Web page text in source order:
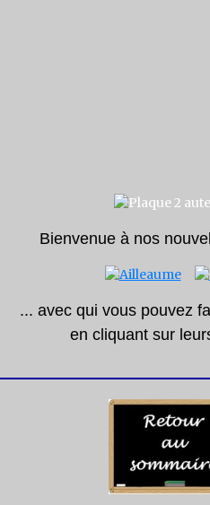
Bienvenue à nos
... avec qui vous pouvez
en cliquant sur